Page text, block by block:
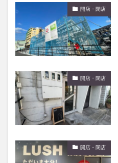
開店・閉店
開店・閉店
開店・閉店